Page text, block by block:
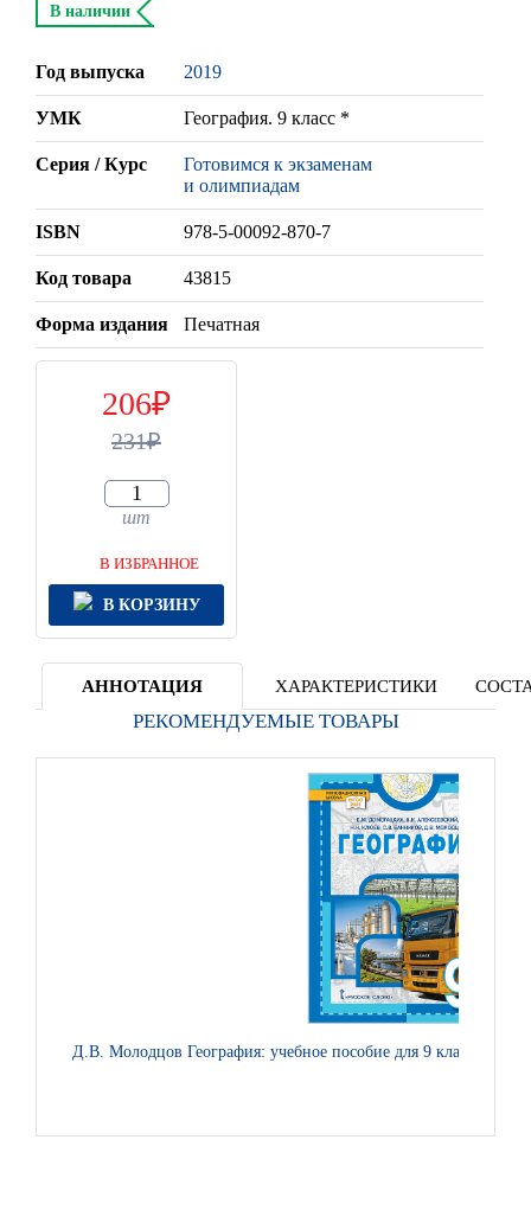
В наличии
Год выпуска 2019
УМК География. 9 класс *
Серия / Курс
Готовимся к экзаменам
и олимпиадам
ISBN 978-5-00092-870-7
Код товара 43815
Форма издания Печатная
206
231
шт
В ИЗБРАННОЕ
В КОРЗИНУ
АННОТАЦИЯ ХАРАКТЕРИСТИКИ
РЕКОМЕНДУЕМЫЕ ТОВАРЫ
Д.В. Молодцов География: учебное пособие для 9 класса